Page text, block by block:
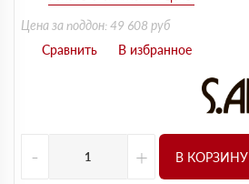
Цена за поддон: 49 608 руб
- + В КОРЗИНУ